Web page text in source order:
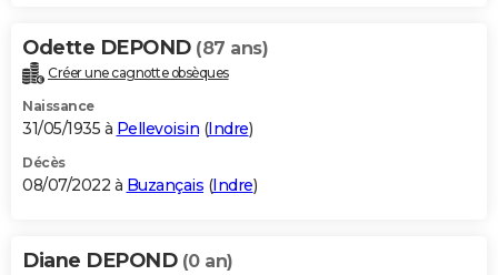
Odette DEPOND (87 ans)
Créer une cagnotte obsèques
Naissance
31/05/1935 à Pellevoisin (Indre)
Décès
08/07/2022 à Buzançais (Indre)
Diane DEPOND (0 an)